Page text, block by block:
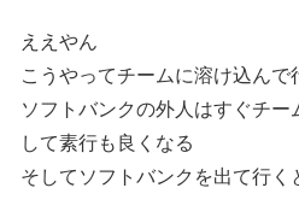
ええやん
こうやってチームに溶け込んで
ソフトバンクの外人はすぐチー
して素行も良くなる
そしてソフトバンクを出て行く